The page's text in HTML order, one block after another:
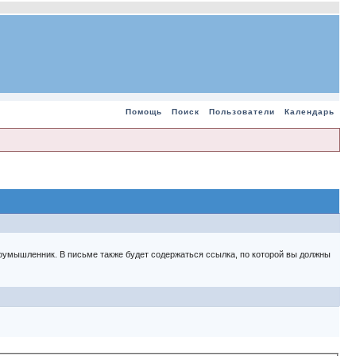
Помощь Поиск Пользователи Календарь
В письме также будет содержаться ссылка, по которой вы должны